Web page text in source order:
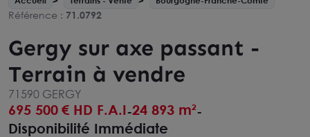
Référence : 71.0792
Gergy sur axe passant -
Terrain à vendre
71590 GERGY
695 500 € HD F.A.I-24 893 m²-
Disponibilité Immédiate